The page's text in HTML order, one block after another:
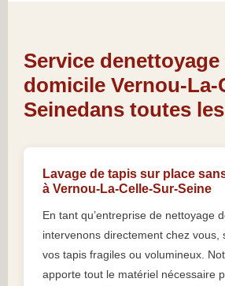
Service
domicile Vernou-La-
Seinedans toutes
Lavage de tapis sur place
à Vernou-La-Celle-Sur-Seine
En tant qu’entreprise de nettoyage
intervenons directement chez vous,
vos tapis fragiles ou volumineux.
apporte tout le matériel nécessaire